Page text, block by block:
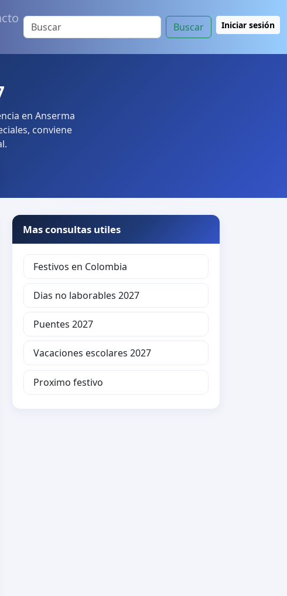
Buscar Iniciar sesión
en Anserma
conviene
Mas consultas utiles
Festivos en Colombia
Dias no laborables 2027
Puentes 2027
Vacaciones escolares 2027
Proximo festivo